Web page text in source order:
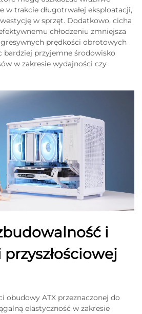
w trakcie długotrwałej eksploatacji,
w sprzęt. Dodatkowo, cicha
chłodzeniu zmniejsza
prędkości obrotowych
przyjemne środowisko
w zakresie wydajności czy
i
obudowy ATX przeznaczonej do
elastyczność w zakresie